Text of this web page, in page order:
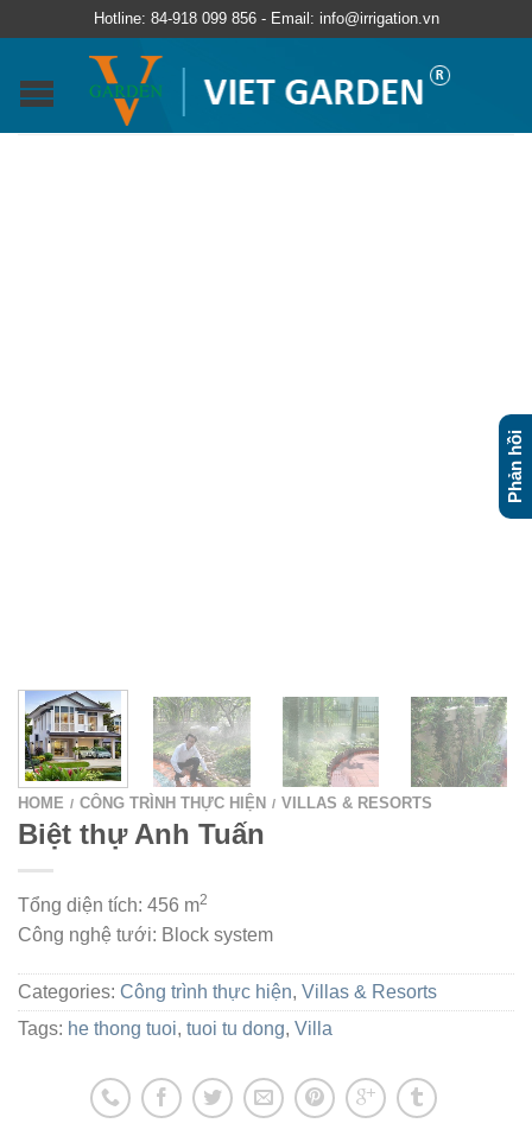
Hotline: 84-918 099 856 - Email: info@irrigation.vn
HOME / CÔNG TRÌNH THỰC HIỆN / VILLAS & RESORTS
Biệt thự Anh Tuấn
Tổng diện tích: 456 m2
Công nghệ tưới: Block system
Categories: Công trình thực hiện, Villas & Resorts
Tags: he thong tuoi, tuoi tu dong, Villa
Phản hồi